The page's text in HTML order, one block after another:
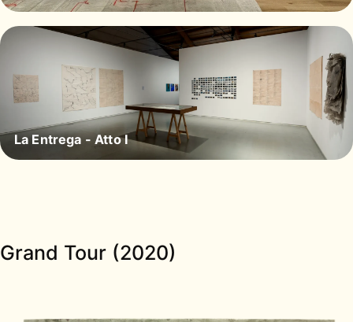
La Entrega - Atto I
Grand Tour (2020)